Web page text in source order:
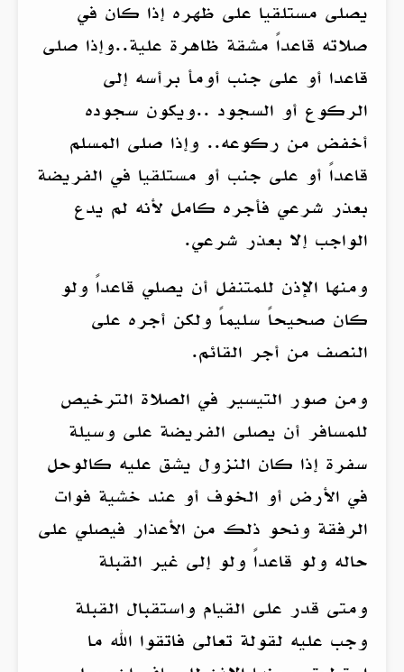
يصلى مستلقيا على ظهره إذا كان في
صلاته قاعداً مشقة ظاهرة علية..وإذا صلى
قاعدا أو على جنب أومأ برأسه إلى
الركوع أو السجود ..ويكون سجوده
أخفض من ركوعه.. وإذا صلى المسلم
قاعداً أو على جنب أو مستلقيا في الفريضة
بعذر شرعي فأجره كامل لأنه لم يدع
الواجب إلا بعذر شرعي.
ومنها الإذن للمتنفل أن يصلي قاعداً ولو
كان صحيحاً سليماً ولكن أجره على
النصف من أجر القائم.
ومن صور التيسير في الصلاة الترخيص
للمسافر أن يصلى الفريضة على وسيلة
سفرة إذا كان النزول يشق عليه كالوحل
في الأرض أو الخوف أو عند خشية فوات
الرفقة ونحو ذلك من الأعذار فيصلي على
حاله ولو قاعداً ولو إلى غير القبلة
ومتى قدر على القيام واستقبال القبلة
وجب عليه لقولة تعالى فاتقوا الله ما